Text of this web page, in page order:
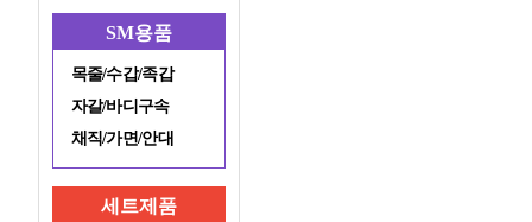
SM용품
목줄/수갑/족갑
자갈/바디구속
채직/가면/안대
세트제품